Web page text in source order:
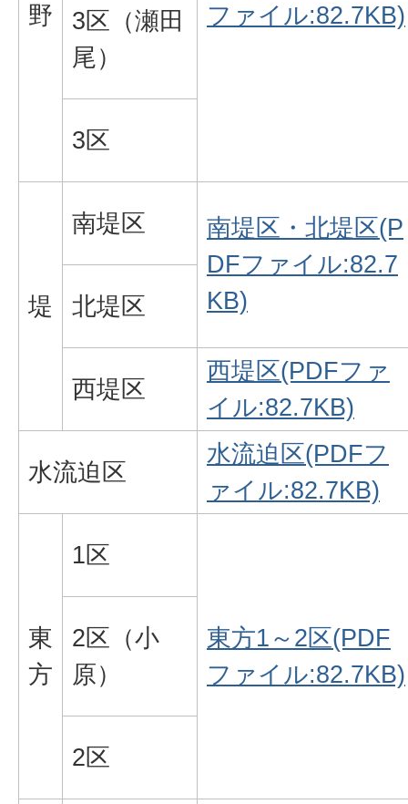
野
ファイル:82.7KB)
3区（瀬田
尾）
3区
堤
南堤区
南堤区・北堤区(P
DFファイル:82.7
KB)
北堤区
西堤区
西堤区(PDFファ
イル:82.7KB)
水流迫区
水流迫区(PDFフ
ァイル:82.7KB)
東
方
1区
東方1～2区(PDF
ファイル:82.7KB)
2区（小
原）
2区